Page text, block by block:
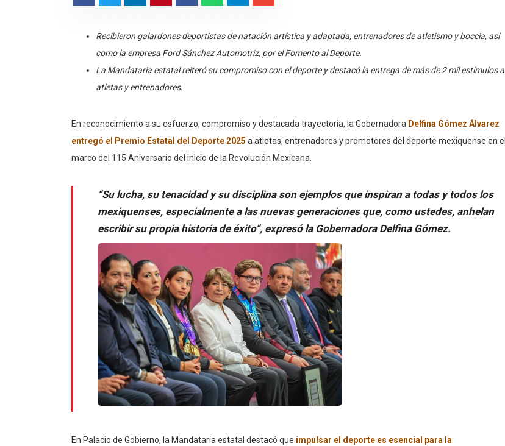
Recibieron galardones deportistas de natación artística y adaptada, entrenadores de atletismo y boccia, así
como la empresa Ford Sánchez Automotriz, por el Fomento al Deporte.
La Mandataria estatal reiteró su compromiso con el deporte y destacó la entrega de más de 2 mil estímulos a
atletas y entrenadores.
En reconocimiento a su esfuerzo, compromiso y destacada trayectoria, la Gobernadora Delfina Gómez Álvarez
entregó el Premio Estatal del Deporte 2025 a atletas, entrenadores y promotores del deporte mexiquense en el
marco del 115 Aniversario del inicio de la Revolución Mexicana.
“Su lucha, su tenacidad y su disciplina son ejemplos que inspiran a todas y todos los
mexiquenses, especialmente a las nuevas generaciones que, como ustedes, anhelan
escribir su propia historia de éxito”, expresó la Gobernadora Delfina Gómez.
En Palacio de Gobierno, la Mandataria estatal destacó que impulsar el deporte es esencial para la